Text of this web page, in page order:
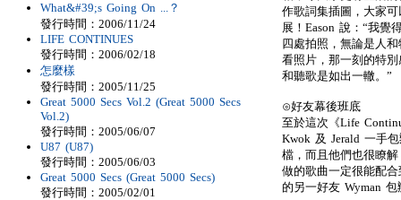
作歌詞集插圖，大家
展！Eason 說：“我覺
四處拍照，無論是人
看照片，那一刻的特
和聽歌是如出一轍。”
⊙好友幕後班底
至於這次《Life
Kwok 及 Jerald 一手
檔，而且他們也很瞭
做的歌曲一定很能配
的另一好友 Wyman 包
What&#39;s Going On ...？
發行時間：2006/11/24
LIFE CONTINUES
發行時間：2006/02/18
怎麼樣
發行時間：2005/11/25
Great 5000 Secs Vol.2 (Great 5000 Secs
Vol.2)
發行時間：2005/06/07
U87 (U87)
發行時間：2005/06/03
Great 5000 Secs (Great 5000 Secs)
發行時間：2005/02/01